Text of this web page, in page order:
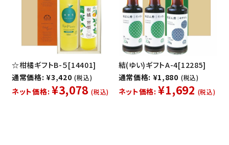
☆柑橘ギフトB-５[14401]
通常価格: ¥3,420 (税込)
ネット価格: ¥3,078 (税込)
結(ゆい)ギフトA-4[12285]
通常価格: ¥1,880 (税込)
ネット価格: ¥1,692 (税込)